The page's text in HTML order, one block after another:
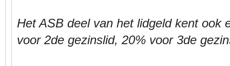
Het ASB deel van het lidgeld kent ook
voor 2de gezinslid, 20% voor 3de